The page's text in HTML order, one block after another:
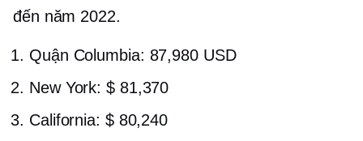
đến năm 2022.
Quận Columbia: 87,980 USD
New York: $ 81,370
California: $ 80,240